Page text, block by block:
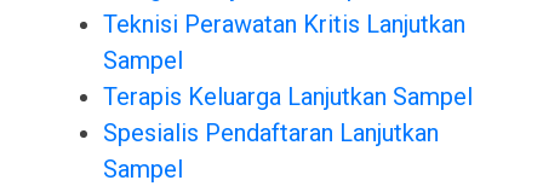
Teknisi Perawatan Kritis Lanjutkan
Sampel
Terapis Keluarga Lanjutkan Sampel
Spesialis Pendaftaran Lanjutkan
Sampel